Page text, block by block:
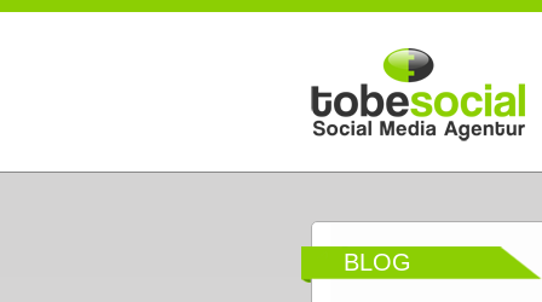
Direkt zum Inhalt
BLOG